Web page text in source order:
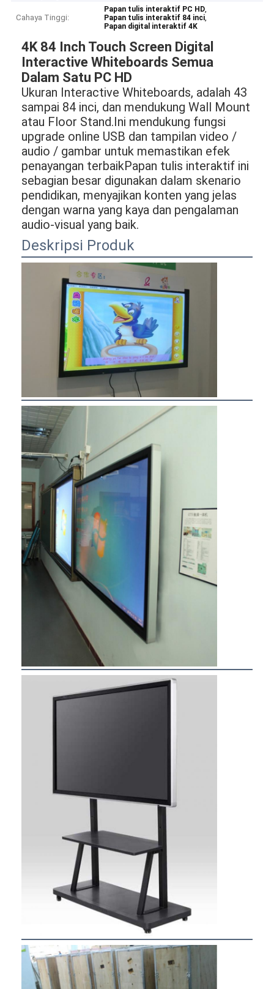
Produk
Tentang kita
bicara sekarang
Papan tulis interaktif
sistem konferensi
Angkat Monitor Lcd
membalik monitor
Pop Up Desk Socket
Cahaya Tinggi:
Papan tulis interaktif PC HD,
Papan tulis interaktif 84 inci,
Papan digital interaktif 4K
4K 84 Inch Touch Screen Digital
Interactive Whiteboards Semua
Dalam Satu PC HD
Ukuran Interactive Whiteboards, adalah 43
sampai 84 inci, dan mendukung Wall Mount
atau Floor Stand.Ini mendukung fungsi
upgrade online USB dan tampilan video /
audio / gambar untuk memastikan efek
penayangan terbaikPapan tulis interaktif ini
sebagian besar digunakan dalam skenario
pendidikan, menyajikan konten yang jelas
dengan warna yang kaya dan pengalaman
audio-visual yang baik.
Deskripsi Produk